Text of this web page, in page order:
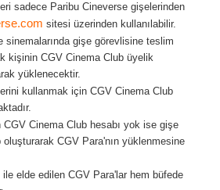
sadece Paribu Cineverse gişelerinden
sitesi üzerinden kullanılabilir.
sinemalarında gişe görevlisine teslim
kişinin CGV Cinema Club üyelik
yüklenecektir.
kullanmak için CGV Cinema Club
Cinema Club hesabı yok ise gişe
CGV Para'nın yüklenmesine
elde edilen CGV Para'lar hem büfede